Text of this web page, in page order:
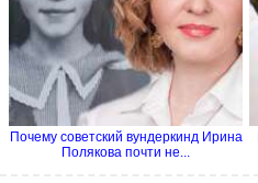
Почему советский вундеркинд Ирина
Полякова почти не...